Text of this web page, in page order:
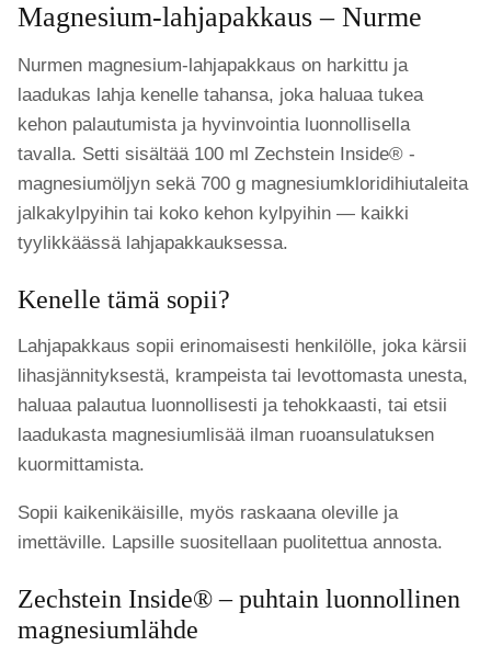
Magnesium-lahjapakkaus – Nurme
Nurmen magnesium-lahjapakkaus on harkittu ja
laadukas lahja kenelle tahansa, joka haluaa tukea
kehon palautumista ja hyvinvointia luonnollisella
tavalla. Setti sisältää 100 ml Zechstein Inside® -
magnesiumöljyn sekä 700 g magnesiumkloridihiutaleita
jalkakylpyihin tai koko kehon kylpyihin — kaikki
tyylikkäässä lahjapakkauksessa.
Kenelle tämä sopii?
Lahjapakkaus sopii erinomaisesti henkilölle, joka kärsii
lihasjännityksestä, krampeista tai levottomasta unesta,
haluaa palautua luonnollisesti ja tehokkaasti, tai etsii
laadukasta magnesiumlisää ilman ruoansulatuksen
kuormittamista.
Sopii kaikenikäisille, myös raskaana oleville ja
imettäville. Lapsille suositellaan puolitettua annosta.
Zechstein Inside® – puhtain luonnollinen
magnesiumlähde